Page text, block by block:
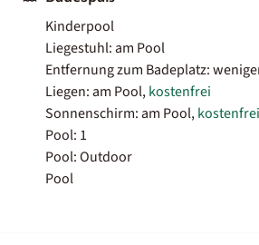
Kinderpool
Liegestuhl: am Pool
Entfernung zum Badeplatz:
Liegen: am Pool,kostenfrei
Sonnenschirm: am Pool,kostenfrei
Pool: 1
Pool: Outdoor
Pool